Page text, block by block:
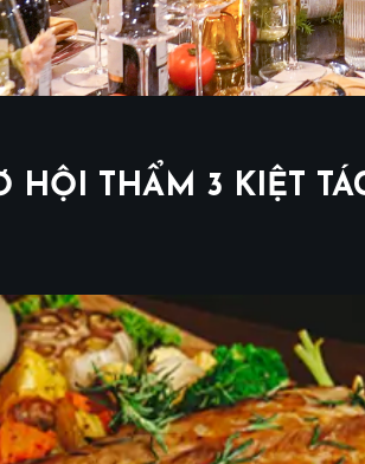
HỘI THẨM 3 KIỆT